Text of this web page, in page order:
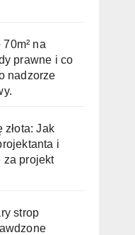
na
prawne i co
nadzorze
złota: Jak
i
za projekt
strop